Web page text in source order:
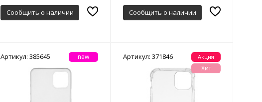
Сообщить о наличии Сообщить о наличии
Артикул: 385645 new Артикул: 371846 Акция
Хит